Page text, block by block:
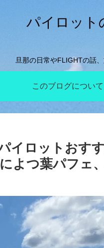
パイロット
旦那の日常やFLIGHTの話
このブログについて
イロットおす
よつ葉パフェ